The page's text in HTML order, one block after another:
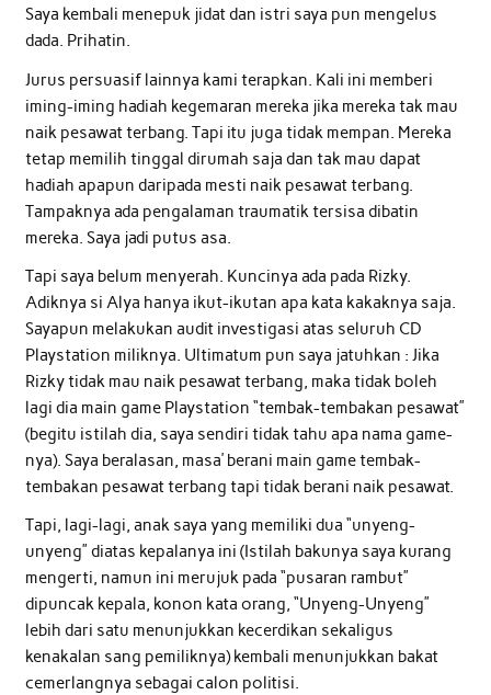
Saya kembali menepuk jidat dan istri saya pun mengelus
dada. Prihatin.
Jurus persuasif lainnya kami terapkan. Kali ini memberi
iming-iming hadiah kegemaran mereka jika mereka tak mau
naik pesawat terbang. Tapi itu juga tidak mempan. Mereka
tetap memilih tinggal dirumah saja dan tak mau dapat
hadiah apapun daripada mesti naik pesawat terbang.
Tampaknya ada pengalaman traumatik tersisa dibatin
mereka. Saya jadi putus asa.
Tapi saya belum menyerah. Kuncinya ada pada Rizky.
Adiknya si Alya hanya ikut-ikutan apa kata kakaknya saja.
Sayapun melakukan audit investigasi atas seluruh CD
Playstation miliknya. Ultimatum pun saya jatuhkan : Jika
Rizky tidak mau naik pesawat terbang, maka tidak boleh
lagi dia main game Playstation “tembak-tembakan pesawat”
(begitu istilah dia, saya sendiri tidak tahu apa nama game-
nya). Saya beralasan, masa’ berani main game tembak-
tembakan pesawat terbang tapi tidak berani naik pesawat.
Tapi, lagi-lagi, anak saya yang memiliki dua “unyeng-
unyeng” diatas kepalanya ini (Istilah bakunya saya kurang
mengerti, namun ini merujuk pada “pusaran rambut”
dipuncak kepala, konon kata orang, “Unyeng-Unyeng”
lebih dari satu menunjukkan kecerdikan sekaligus
kenakalan sang pemiliknya) kembali menunjukkan bakat
cemerlangnya sebagai calon politisi.